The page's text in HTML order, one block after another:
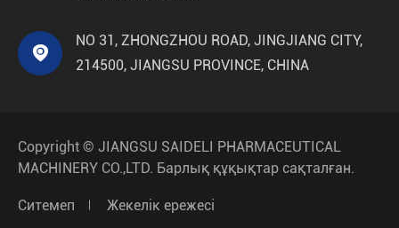

NO 31, ZHONGZHOU ROAD, JINGJIANG CITY,
214500, JIANGSU PROVINCE, CHINA
Copyright © JIANGSU SAIDELI PHARMACEUTICAL
MACHINERY CO.,LTD. Барлық құқықтар сақталған.
Ситемеп Жекелік ережесі